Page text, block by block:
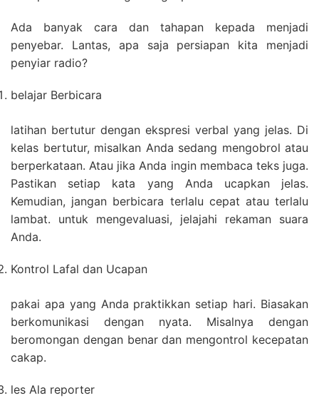
Ada banyak cara dan tahapan kepada menjadi
penyebar. Lantas, apa saja persiapan kita menjadi
penyiar radio?
belajar Berbicara
latihan bertutur dengan ekspresi verbal yang jelas. Di
kelas bertutur, misalkan Anda sedang mengobrol atau
berperkataan. Atau jika Anda ingin membaca teks juga.
Pastikan setiap kata yang Anda ucapkan jelas.
Kemudian, jangan berbicara terlalu cepat atau terlalu
lambat. untuk mengevaluasi, jelajahi rekaman suara
Anda.
Kontrol Lafal dan Ucapan
pakai apa yang Anda praktikkan setiap hari. Biasakan
berkomunikasi dengan nyata. Misalnya dengan
beromongan dengan benar dan mengontrol kecepatan
cakap.
les Ala reporter